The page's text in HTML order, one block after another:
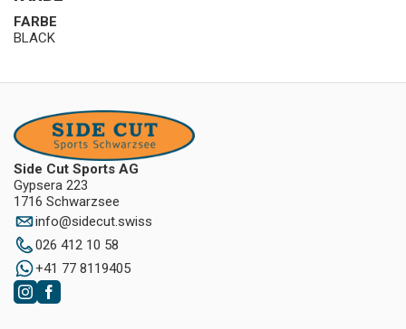
FARBE
BLACK
Side Cut Sports AG
Gypsera 223
1716 Schwarzsee
info@sidecut.swiss
026 412 10 58
+41 77 8119405